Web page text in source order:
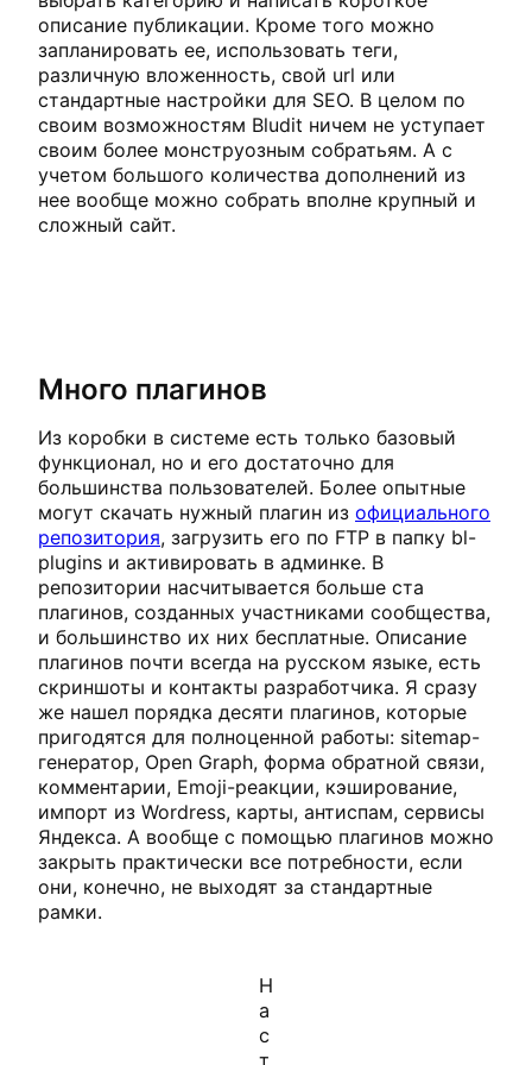
описание публикации. Кроме того можно
запланировать ее, использовать теги,
различную вложенность, свой url или
стандартные настройки для SEO. В целом по
своим возможностям Bludit ничем не уступает
своим более монструозным собратьям. А с
учетом большого количества дополнений из
нее вообще можно собрать вполне крупный и
сложный сайт.
Много плагинов
Из коробки в системе есть только базовый
функционал, но и его достаточно для
большинства пользователей. Более опытные
могут скачать нужный плагин из официального
репозитория, загрузить его по FTP в папку bl-
plugins и активировать в админке. В
репозитории насчитывается больше ста
плагинов, созданных участниками сообщества,
и большинство их них бесплатные. Описание
плагинов почти всегда на русском языке, есть
скриншоты и контакты разработчика. Я сразу
же нашел порядка десяти плагинов, которые
пригодятся для полноценной работы: sitemap-
генератор, Open Graph, форма обратной связи,
комментарии, Emoji-реакции, кэширование,
импорт из Wordress, карты, антиспам, сервисы
Яндекса. А вообще с помощью плагинов можно
закрыть практически все потребности, если
они, конечно, не выходят за стандартные
рамки.
Н
а
с
т